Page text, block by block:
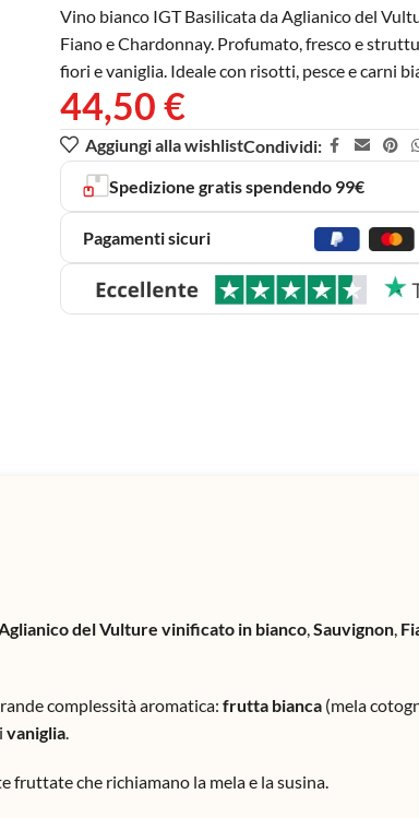
Vino bianco IGT Basilicata da Aglianico del
Fiano e Chardonnay. Profumato, fresco e
fiori e vaniglia. Ideale con risotti, pesce e carni
44,50€
Aggiungi alla wishlistCondividi:
Spedizione gratis spendendo 99€
Pagamenti sicuri
Aglianico del Vulture vinificato in bianco Sauvignon
complessità aromatica: frutta bianca (mela
vaniglia
fruttate che richiamano la mela e la susina.